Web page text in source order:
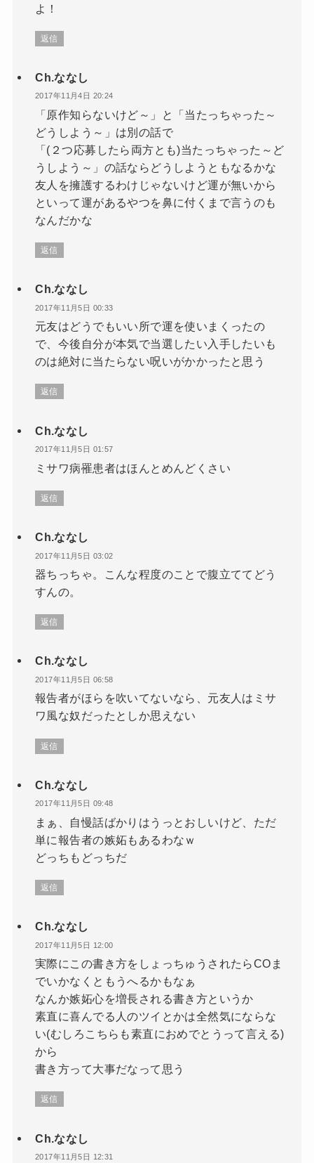
よ！
返信
Ch.ななし
2017年11月4日 20:24
「原作知らないけど～」と「当たっちゃった～
どうしよう～」は別の話で
「(２つ応募したら両方とも)当たっちゃった～ど
うしよう～」の話ならどうしようともなるかな
友人を擁護するわけじゃないけど運が無いから
といって運があるやつを鼻に付くまで言うのも
なんだかな
返信
Ch.ななし
2017年11月5日 00:33
元友はどうでもいい所で運を使いまくったの
で、今後自分が本気で当選したい入手したいも
のは絶対に当たらない呪いがかかったと思う
返信
Ch.ななし
2017年11月5日 01:57
ミサワ病罹患者はほんとめんどくさい
返信
Ch.ななし
2017年11月5日 03:02
器ちっちゃ。こんな程度のことで腹立ててどう
すんの。
返信
Ch.ななし
2017年11月5日 06:58
報告者がほらを吹いてないなら、元友人はミサ
ワ風な奴だったとしか思えない
返信
Ch.ななし
2017年11月5日 09:48
まぁ、自慢話ばかりはうっとおしいけど、ただ
単に報告者の嫉妬もあるわなｗ
どっちもどっちだ
返信
Ch.ななし
2017年11月5日 12:00
実際にこの書き方をしょっちゅうされたらCOま
でいかなくともうへるかもなぁ
なんか嫉妬心を増長される書き方というか
素直に喜んでる人のツイとかは全然気にならな
い(むしろこちらも素直におめでとうって言える)
から
書き方って大事だなって思う
返信
Ch.ななし
2017年11月5日 12:31